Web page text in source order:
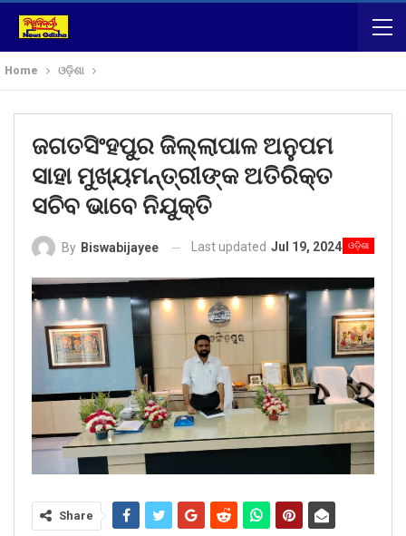
Home ଓଡ଼ିଶା
ଜଗତସିଂହପୁର ଜିଲ୍ଲାପାଳ ଅନୁପମ
ସାହା ମୁଖ୍ୟମନ୍ତ୍ରୀଙ୍କ ଅତିରିକ୍ତ
ସଚିବ ଭାବେ ନିଯୁକ୍ତି
ଓଡ଼ିଶା
By Biswabijayee Last updated Jul 19, 2024
Share